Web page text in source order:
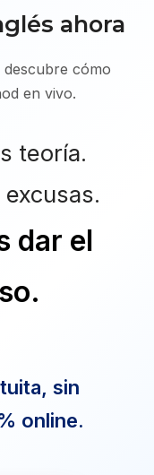
ahora
cómo
en vivo.
teoría.
dar el
sin
online.